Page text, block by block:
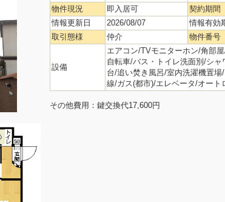
物件現況 即入居可
契約期間
情報更新日
2026/08/07
情報有効
取引態様
仲介 物件番号
設備
エアコン/TVモニターホン/角部
自転車/バス・トイレ洗面別/シ
台/追い焚き風呂/室内洗濯機置
線/ガス(都市)/エレベータ/オー
その他費用：鍵交換代17,600円